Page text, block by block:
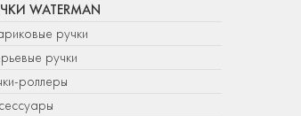
WATERMAN
ручки
ручки
роллеры